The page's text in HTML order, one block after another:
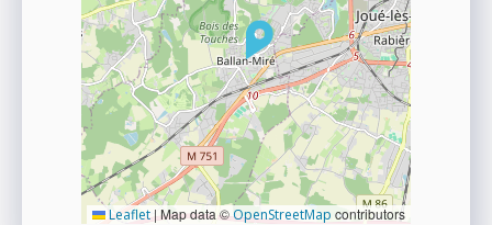
Leaflet |Map data ©OpenStreetMap contributors